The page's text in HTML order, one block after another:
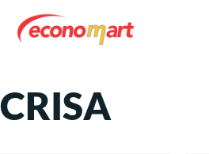
CRISA